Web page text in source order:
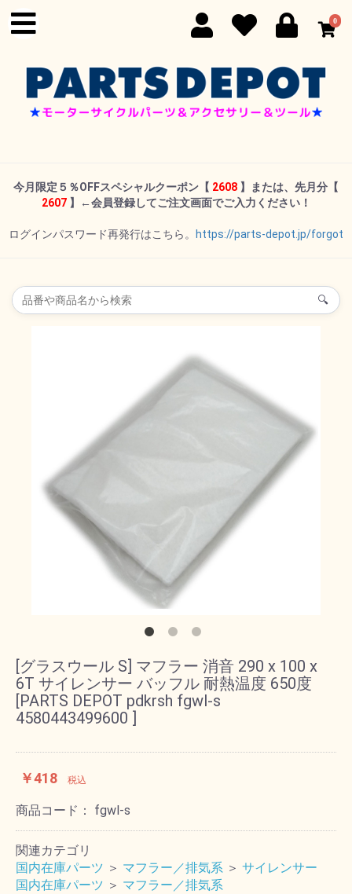
0
今月限定５％OFFスペシャルクーポン 【 2608 】または、先月分【
2607】←会員登録してご注文画面でご入力ください！
ログインパスワード再発行はこちら。 https://parts-depot.jp/forgot
🔍
[グラスウール S] マフラー 消音 290 x 100 x
6T サイレンサー バッフル 耐熱温度 650度
[PARTS DEPOT pdkrsh fgwl-s
4580443499600 ]
￥418 税込
商品コード： fgwl-s
関連カテゴリ
国内在庫パーツ ＞ マフラー／排気系 ＞ サイレンサー
国内在庫パーツ ＞ マフラー／排気系